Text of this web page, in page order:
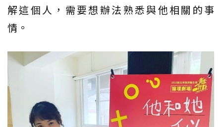
解這個人，需要想辦法熟悉與他相關的事
情。